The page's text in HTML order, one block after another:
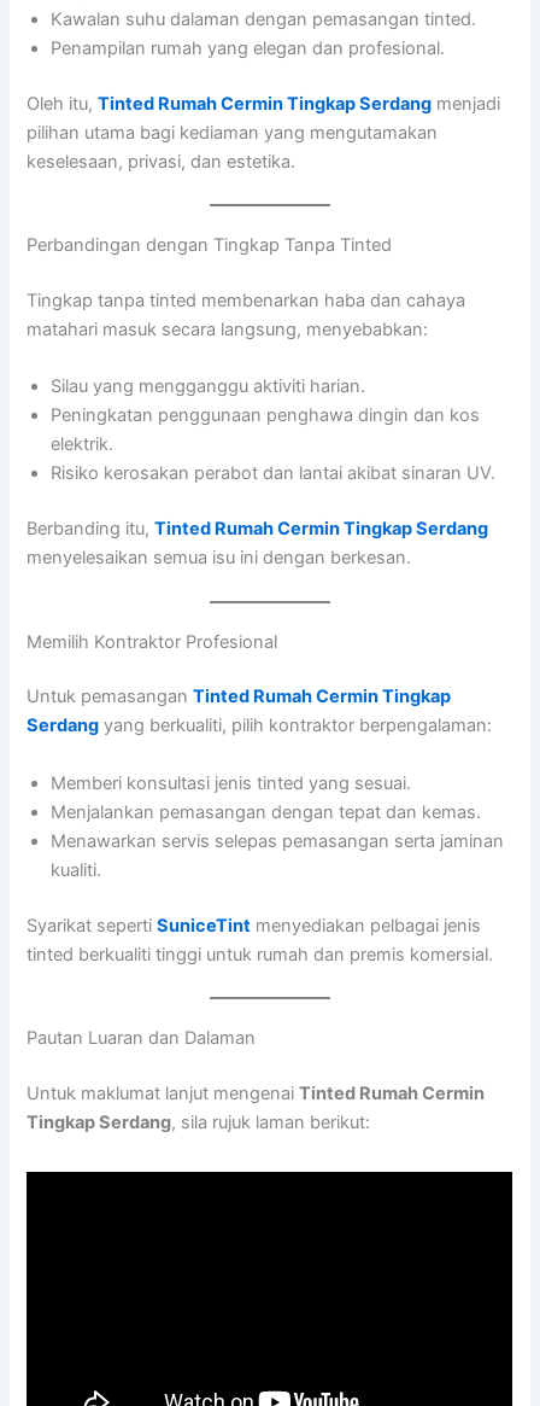
Kawalan suhu dalaman dengan pemasangan tinted.
Penampilan rumah yang elegan dan profesional.
Oleh itu,Tinted Rumah Cermin Tingkap Serdang menjadi
pilihan utama bagi kediaman yang mengutamakan
keselesaan, privasi, dan estetika.
Perbandingan dengan Tingkap Tanpa Tinted
Tingkap tanpa tinted membenarkan haba dan cahaya
matahari masuk secara langsung, menyebabkan:
Silau yang mengganggu aktiviti harian.
Peningkatan penggunaan penghawa dingin dan kos
elektrik.
Risiko kerosakan perabot dan lantai akibat sinaran UV.
Berbanding itu,Tinted Rumah Cermin Tingkap Serdang
menyelesaikan semua isu ini dengan berkesan.
Memilih Kontraktor Profesional
Untuk pemasanganTinted Rumah Cermin Tingkap
Serdang yang berkualiti, pilih kontraktor berpengalaman:
Memberi konsultasi jenis tinted yang sesuai.
Menjalankan pemasangan dengan tepat dan kemas.
Menawarkan servis selepas pemasangan serta jaminan
kualiti.
Syarikat sepertiSuniceTint menyediakan pelbagai jenis
tinted berkualiti tinggi untuk rumah dan premis komersial.
Pautan Luaran dan Dalaman
Untuk maklumat lanjut mengenaiTinted Rumah Cermin
Tingkap Serdang, sila rujuk laman berikut: